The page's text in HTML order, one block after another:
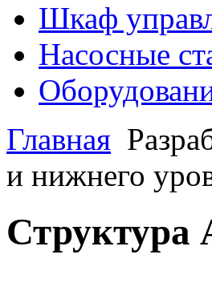
Шкаф
Насосные
Главная
и нижнего